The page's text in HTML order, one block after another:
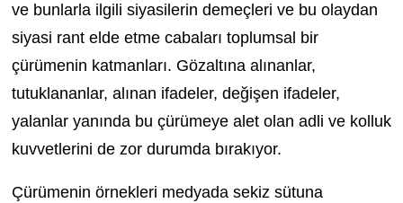
ve bunlarla ilgili siyasilerin demeçleri ve bu olaydan
siyasi rant elde etme cabaları toplumsal bir
çürümenin katmanları. Gözaltına alınanlar,
tutuklananlar, alınan ifadeler, değişen ifadeler,
yalanlar yanında bu çürümeye alet olan adli ve kolluk
kuvvetlerini de zor durumda bırakıyor.
Çürümenin örnekleri medyada sekiz sütuna